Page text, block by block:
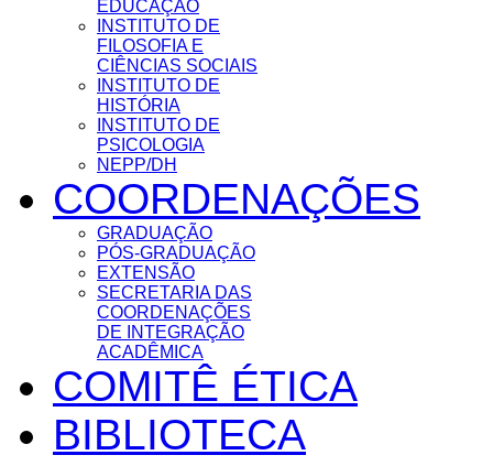
EDUCAÇÃO
INSTITUTO DE
FILOSOFIA E
CIÊNCIAS SOCIAIS
INSTITUTO DE
HISTÓRIA
INSTITUTO DE
PSICOLOGIA
NEPP/DH
COORDENAÇÕES
GRADUAÇÃO
PÓS-GRADUAÇÃO
EXTENSÃO
SECRETARIA DAS
COORDENAÇÕES
DE INTEGRAÇÃO
ACADÊMICA
COMITÊ ÉTICA
BIBLIOTECA